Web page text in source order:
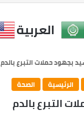
العربية
بجهود حملات التبرع بالدم
الرئيسية الصحة
التبرع بالدم